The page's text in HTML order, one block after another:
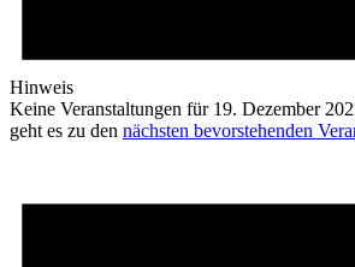
Hinweis
Keine Veranstaltungen für 19. Dezember
geht es zu den nächsten bevorstehenden